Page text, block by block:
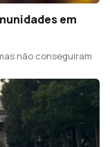
em
não conseguiram